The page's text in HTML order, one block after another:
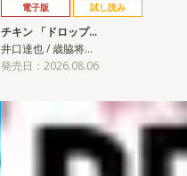
電子版 試し読み
チキン 「ドロップ…
井口達也 / 歳脇将…
発売日：2026.08.06